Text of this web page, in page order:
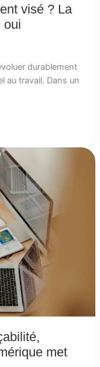
visé ? La
oui
durablement
au travail. Dans un
met